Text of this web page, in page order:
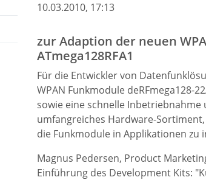
10.03.2010, 17:13
zur Adaption der neuen
ATmega128RFA1
Für die Entwickler von
WPAN Funkmodule deRFmega128-
sowie eine schnelle
umfangreiches Hardware-
die Funkmodule in Applikationen zu
Magnus Pedersen, Product
Einführung des Development Kits: